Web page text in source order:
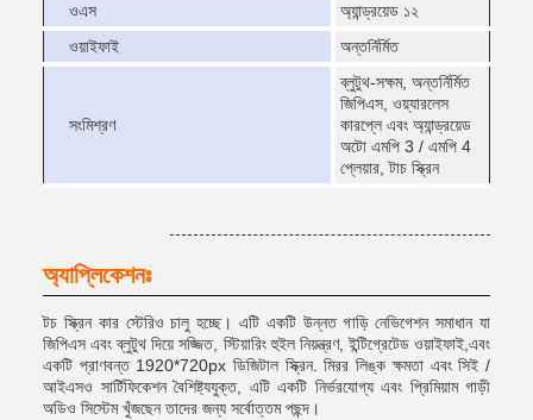
ওএস
অ্যান্ড্রয়েড ১২
ওয়াইফাই
অন্তর্নির্মিত
সংমিশ্রণ
ব্লুটুথ-সক্ষম, অন্তর্নির্মিত
জিপিএস, ওয়্যারলেস
কারপ্লে এবং অ্যান্ড্রয়েড
অটো এমপি 3 / এমপি 4
প্লেয়ার, টাচ স্ক্রিন
অ্যাপ্লিকেশনঃ
টচ স্ক্রিন কার স্টেরিও চালু হচ্ছে। এটি একটি উন্নত গাড়ি নেভিগেশন সমাধান যা
জিপিএস এবং ব্লুটুথ দিয়ে সজ্জিত, স্টিয়ারিং হুইল নিয়ন্ত্রণ, ইন্টিগ্রেটেড ওয়াইফাই,এবং
একটি প্রাণবন্ত 1920*720px ডিজিটাল স্ক্রিন. মিরর লিঙ্ক ক্ষমতা এবং সিই /
আইএসও সার্টিফিকেশন বৈশিষ্ট্যযুক্ত, এটি একটি নির্ভরযোগ্য এবং প্রিমিয়াম গাড়ী
অডিও সিস্টেম খুঁজছেন তাদের জন্য সর্বোত্তম পছন্দ।